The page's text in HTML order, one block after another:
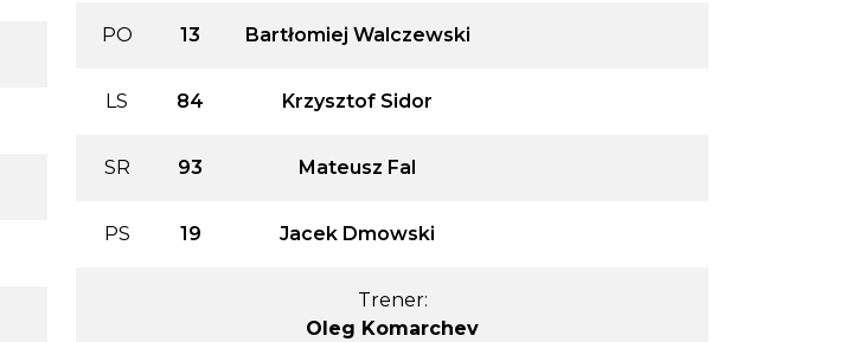
PO 13 Bartłomiej Walczewski
LS 84 Krzysztof Sidor
SR 93 Mateusz Fal
PS 19 Jacek Dmowski
Trener:
Oleg Komarchev